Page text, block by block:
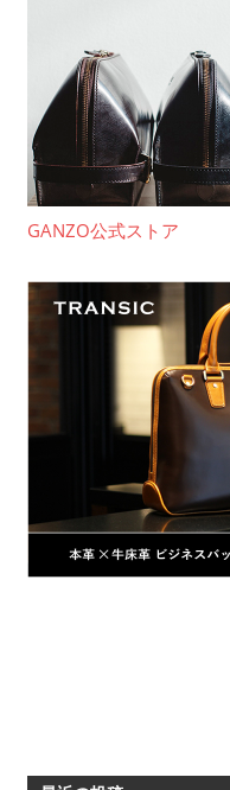
GANZO公式ストア